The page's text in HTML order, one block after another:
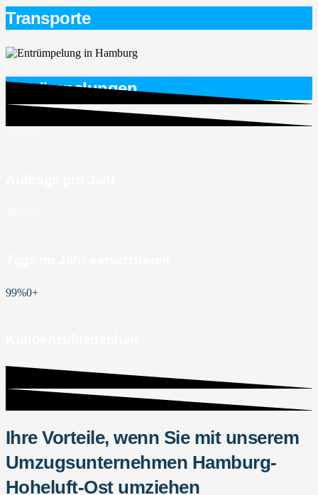
Transporte
Entrümpelungen
99%0+
Ihre Vorteile, wenn Sie mit unserem
Umzugsunternehmen Hamburg-
Hoheluft-Ost umziehen